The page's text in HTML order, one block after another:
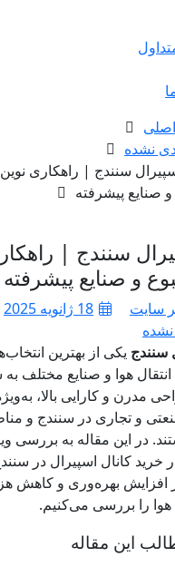
نشده
سنندج | راهکاری نوین
صنایع پیشرفته
سنندج |
و صنایع پیشرفته
سایت 18 ژانویه 2025
سنندج یکی از بهترین
انتقال هوا و صنایع مختلف
مدرن و کارایی بالا،
و تجاری در سنندج و
در این مقاله به بررسی
خرید کانال اسپیرال در
افزایش بهره‌وری و کاهش
هوا را بررسی می‌کنیم.
این مقاله